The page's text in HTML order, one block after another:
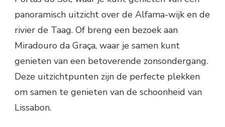
panoramisch uitzicht over de Alfama-wijk en de
rivier de Taag. Of breng een bezoek aan
Miradouro da Graça, waar je samen kunt
genieten van een betoverende zonsondergang.
Deze uitzichtpunten zijn de perfecte plekken
om samen te genieten van de schoonheid van
Lissabon.